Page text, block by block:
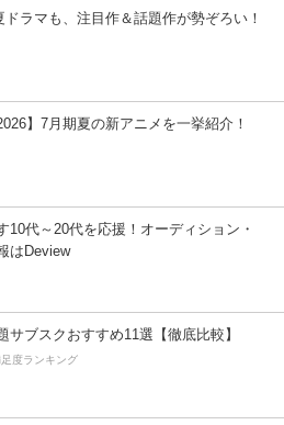
ドラマも、注目作＆話題作が勢ぞろい！
】7月期夏の新アニメを一挙紹介！
10代～20代を応援！オーディション・
はDeview
サブスクおすすめ11選【徹底比較】
度ランキング